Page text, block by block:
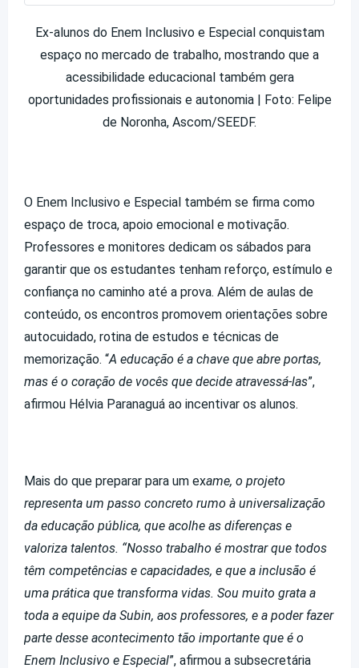
Ex-alunos do Enem Inclusivo e Especial conquistam
espaço no mercado de trabalho, mostrando que a
acessibilidade educacional também gera
oportunidades profissionais e autonomia | Foto: Felipe
de Noronha, Ascom/SEEDF.
O Enem Inclusivo e Especial também se firma como
espaço de troca, apoio emocional e motivação.
Professores e monitores dedicam os sábados para
garantir que os estudantes tenham reforço, estímulo e
confiança no caminho até a prova. Além de aulas de
conteúdo, os encontros promovem orientações sobre
autocuidado, rotina de estudos e técnicas de
memorização. “A educação é a chave que abre portas,
mas é o coração de vocês que decide atravessá-las”,
afirmou Hélvia Paranaguá ao incentivar os alunos.
Mais do que preparar para um exame, o projeto
representa um passo concreto rumo à universalização
da educação pública, que acolhe as diferenças e
valoriza talentos. “Nosso trabalho é mostrar que todos
têm competências e capacidades, e que a inclusão é
uma prática que transforma vidas. Sou muito grata a
toda a equipe da Subin, aos professores, e a poder fazer
parte desse acontecimento tão importante que é o
Enem Inclusivo e Especial”, afirmou a subsecretária